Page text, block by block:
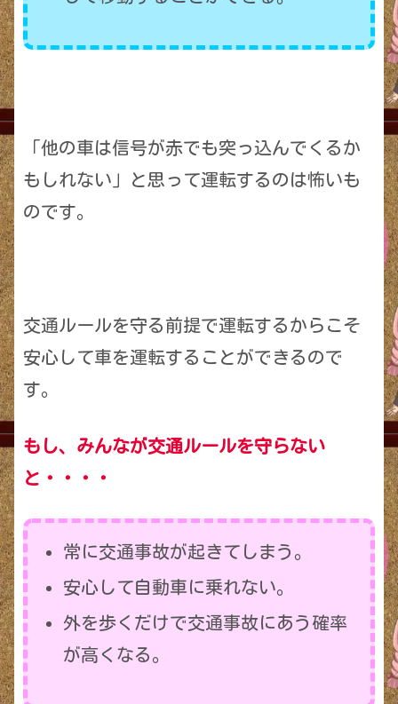
「他の車は信号が赤でも突っ込んでくるか
もしれない」と思って運転するのは怖いも
のです。
交通ルールを守る前提で運転するからこそ
安心して車を運転することができるので
す。
もし、みんなが交通ルールを守らない
と・・・・
常に交通事故が起きてしまう。
安心して自動車に乗れない。
外を歩くだけで交通事故にあう確率
が高くなる。